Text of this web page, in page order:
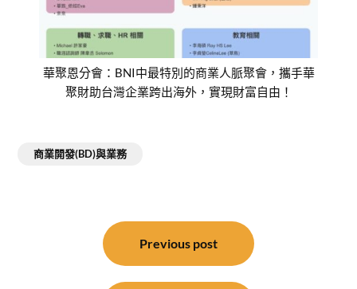
華聚恩分會：BNI中最特別的商業人脈聚會，攜手華
聚財助台灣企業跨出海外，實現財富自由！
商業開發(BD)與業務
Previous post